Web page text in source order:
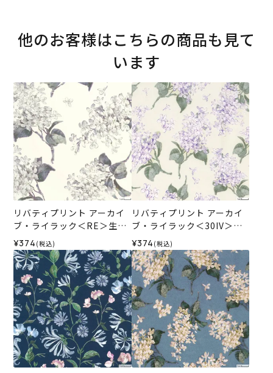
他のお客様はこちらの商品も見て
います
リバティプリント アーカイ
ブ・ライラック＜RE＞生地
（リバティ・ファブリック
ス）2025SS
¥374 (税込)
リバティプリント アーカイ
ブ・ライラック＜30IV＞生
地 （ホビーラホビーレオリ
ジナル）2026ES
¥374 (税込)